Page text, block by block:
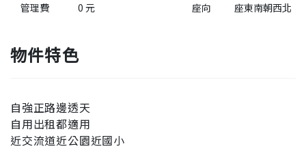
管理費 0 元 座向 座東南朝西北
物件特色
自強正路邊透天
自用出租都適用
近交流道近公園近國小